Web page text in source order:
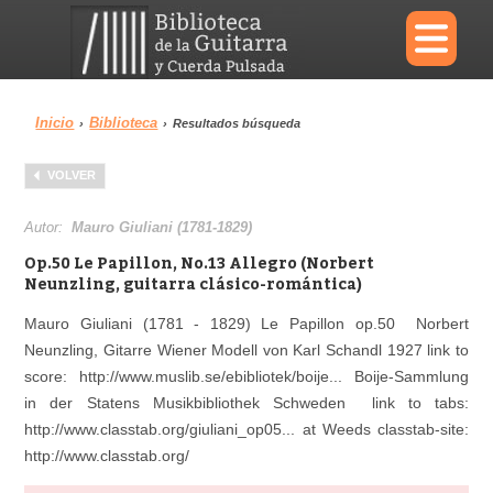
×
Menu
Biblioteca
Área personal Reproductor
Inicio › Biblioteca › Resultados búsqueda
VOLVER
Autor:Mauro Giuliani (1781-1829)
Op.50 Le Papillon, No.13 Allegro (Norbert
Neunzling, guitarra clásico-romántica)
Mauro Giuliani (1781 - 1829) Le Papillon op.50 Norbert
Neunzling, Gitarre Wiener Modell von Karl Schandl 1927 link to
score: http://www.muslib.se/ebibliotek/boije... Boije-Sammlung
in der Statens Musikbibliothek Schweden link to tabs:
http://www.classtab.org/giuliani_op05... at Weeds classtab-site:
http://www.classtab.org/